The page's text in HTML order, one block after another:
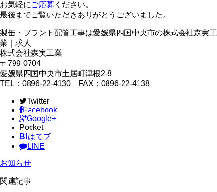
お気軽に ご応募 ください。
最後までご覧いただきありがとうございました。
製缶・プラント配管工事は愛媛県四国中央市の株式会社森実工
業｜求人
株式会社森実工業
〒799-0704
愛媛県四国中央市土居町津根2-8
TEL：0896-22-4130 FAX：0896-22-4138
Twitter
Facebook
Google+
Pocket
B!はてブ
LINE
お知らせ
関連記事